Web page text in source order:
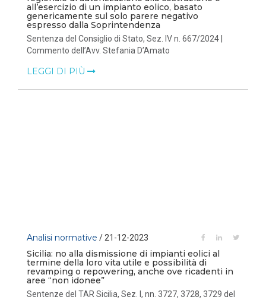
all’esercizio di un impianto eolico, basato
genericamente sul solo parere negativo
espresso dalla Soprintendenza
Sentenza del Consiglio di Stato, Sez. IV n. 667/2024 |
Commento dell’Avv. Stefania D’Amato
LEGGI DI PIÙ
Analisi normative / 21-12-2023
Sicilia: no alla dismissione di impianti eolici al
termine della loro vita utile e possibilità di
revamping o repowering, anche ove ricadenti in
aree “non idonee”
Sentenze del TAR Sicilia, Sez. I, nn. 3727, 3728, 3729 del